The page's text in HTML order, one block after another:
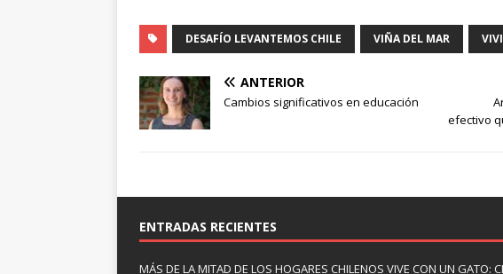
DESAFÍO LEVANTEMOS CHILE VIÑA DEL MAR
ANTERIOR
Cambios significativos en educación
efectivo
ENTRADAS RECIENTES
MÁS DE LA MITAD DE LOS HOGARES CHILENOS VIVE CON UN GATO: